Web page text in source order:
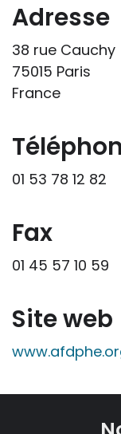
et pénales.
s'inspireront
site « Tous
les
situation
décisions,
évidemment
apprécier in
Adresse
38 rue Cauchy
75015 Paris
France
01 53 78 12 82
Fax
01 45 57 10 59
Site web